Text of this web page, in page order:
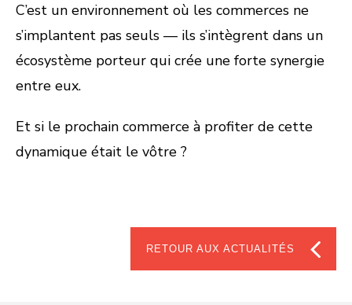
C’est un environnement où les commerces ne
s’implantent pas seuls — ils s’intègrent dans un
écosystème porteur qui crée une forte synergie
entre eux.
Et si le prochain commerce à profiter de cette
dynamique était le vôtre ?
RETOUR AUX ACTUALITÉS